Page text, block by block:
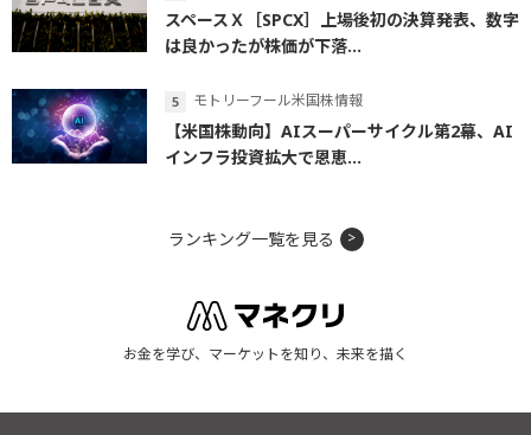
スペースＸ［SPCX］上場後初の決算発表、数字
は良かったが株価が下落...
モトリーフール米国株情報
【米国株動向】AIスーパーサイクル第2幕、AI
インフラ投資拡大で恩恵...
ランキング一覧を見る
お金を学び、マーケットを知り、未来を描く